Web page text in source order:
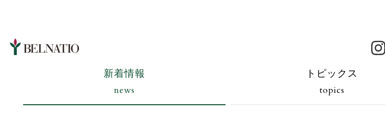
新着情報
news
トピックス
topics